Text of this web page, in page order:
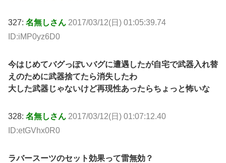
327: 名無しさん 2017/03/12(日) 01:05:39.74
ID:iMP0yz6D0
今はじめてバグっぽいバグに遭遇したが自宅で武器入れ替
えのために武器捨てたら消失したわ
大した武器じゃないけど再現性あったらちょっと怖いな
328: 名無しさん 2017/03/12(日) 01:07:12.40
ID:etGVhx0R0
ラバースーツのセット効果って雷無効？